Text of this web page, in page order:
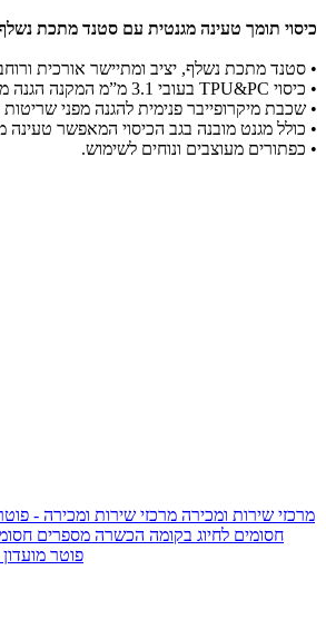
כיסוי תומך טעינה מגנטית עם סטנד מתכת
• סטנד מתכת נשלף, יציב ומתיישר אורכית
• כיסוי TPU&PC בעובי 3.1 מ”מ המקנה הגנה מקסימלית על המכשיר.
• שכבת מיקרופייבר פנימית להגנה מפני
• כולל מגנט מובנה בגב הכיסוי המאפשר טעינה
• כפתורים מעוצבים ונוחים לשימוש.
מרכזי שירות ומכירה מרכזי שירות ומכירה -
חסומים לחיוג בקומה הכשרה מספרים
IsraelieSIM by Pelephone - פוטר